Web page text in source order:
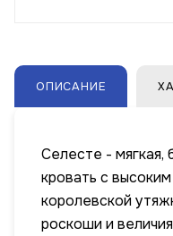
ОПИСАНИЕ
Селесте - мягкая,
кровать с
королевской
роскоши и